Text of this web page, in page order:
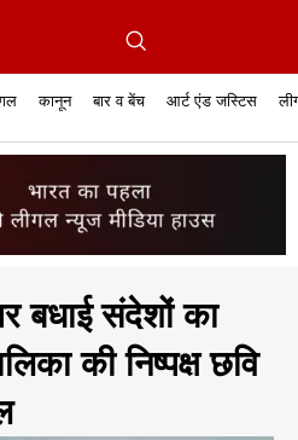
सुप्रीम कोर्ट हाईकोर्ट
एनालाईसिस एंड लॉ केस स्टेटस
कानून
व्यापार में कानून फिल्में और कानून
बार व बेंच
बार एसोसिएशन बार
आर्ट एंड जस्टिस
जस्टिस एंड जस्टिस
बधाई संदेशों का
की निष्पक्ष छवि